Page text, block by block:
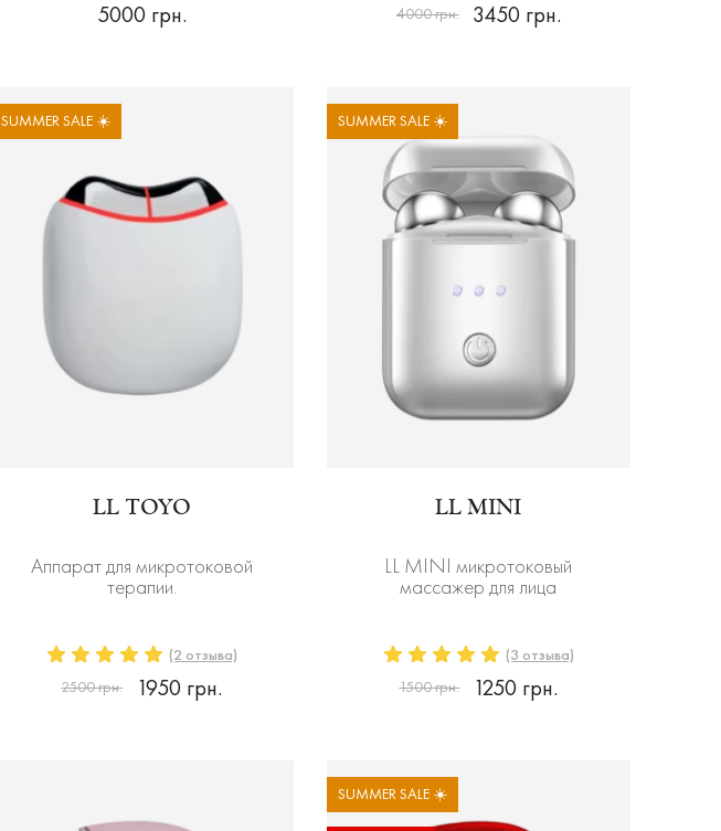
5000 грн.
4000 грн.
3450 грн.
SUMMER SALE ☀️
LL TOYO
Аппарат для микротоковой
терапии.
(2 отзыва)
2500 грн.
1950 грн.
SUMMER SALE ☀️
LL MINI
LL MINI микротоковый
массажер для лица
(3 отзыва)
1500 грн.
1250 грн.
SUMMER SALE ☀️